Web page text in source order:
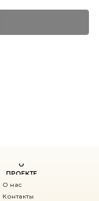
О нас
Контакты
О
ПРОЕКТЕ